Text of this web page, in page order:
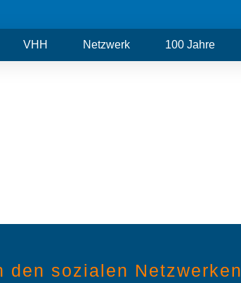
VHH Netzwerk 100 Jahre
den sozialen Netzwerken